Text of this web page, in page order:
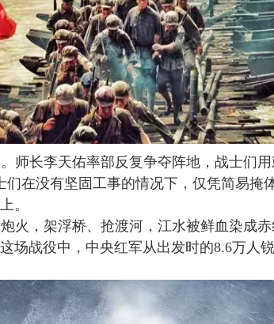
师长李天佑率部反复争夺阵地，战士们
们在没有坚固工事的情况下，仅凭简易掩
。
火，架浮桥、抢渡河，江水被鲜血染成
场战役中，中央红军从出发时的8.6万人